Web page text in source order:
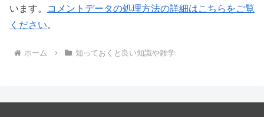
います。
コメントデータの処理方法の詳細はこちらをご覧
ください。
ホーム 知っておくと良い知識や雑学